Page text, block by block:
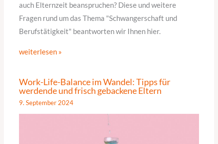
auch Elternzeit beanspruchen? Diese und weitere
Fragen rund um das Thema "Schwangerschaft und
Berufstätigkeit" beantworten wir Ihnen hier.
weiterlesen »
Work-Life-Balance im Wandel: Tipps für
werdende und frisch gebackene Eltern
9. September 2024